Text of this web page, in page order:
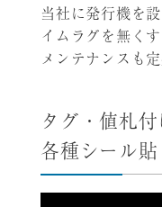
当社に発行機を
イムラグを無く
メンテナンスも
タグ・値札付
各種シール貼